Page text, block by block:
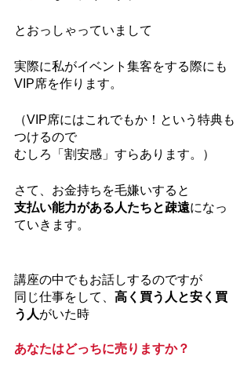
とおっしゃっていまして
実際に私がイベント集客をする際にも
VIP席を作ります。
（VIP席にはこれでもか！という特典も
つけるので
むしろ「割安感」すらあります。）
さて、お金持ちを毛嫌いすると
支払い能力がある人たちと疎遠になっ
ていきます。
講座の中でもお話しするのですが
同じ仕事をして、 高く買う人と安く買
う人がいた時
あなたはどっちに売りますか？